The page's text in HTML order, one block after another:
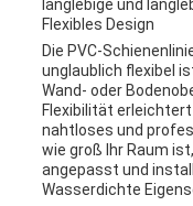
langlebige und
Flexibles Design
Die PVC-
unglaublich flexibel
Wand- oder
Flexibilität
nahtloses und
wie groß Ihr Raum
angepasst und
Wasserdichte